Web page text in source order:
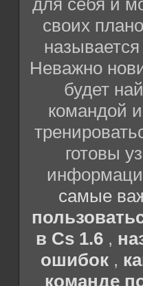
своих
Неважно
будет
командой
готовы
самые
в Cs 1.6 ,
ошибок,
команде